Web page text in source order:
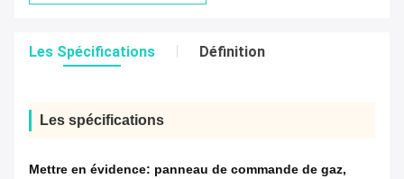
Les Spécifications Définition
Les spécifications
Mettre en évidence: panneau de commande de gaz,